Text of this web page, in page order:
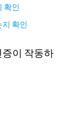
확인
확인
이 작동하